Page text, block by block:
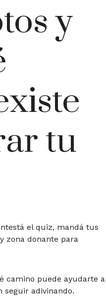
y
tu
el quiz, mandá tus
zona donante para
camino puede ayudarte a
seguir adivinando.